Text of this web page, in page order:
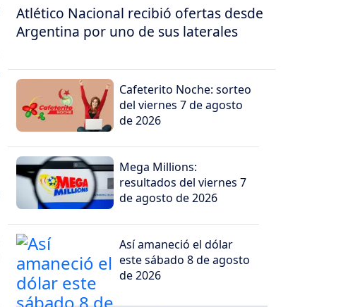
Atlético Nacional recibió ofertas desde
Argentina por uno de sus laterales
Cafeterito Noche: sorteo
del viernes 7 de agosto
de 2026
Mega Millions:
resultados del viernes 7
de agosto de 2026
Así amaneció el dólar
este sábado 8 de agosto
de 2026